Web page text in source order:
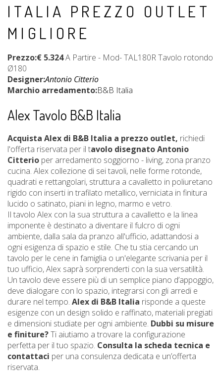
ITALIA PREZZO OUTLET
MIGLIORE
Prezzo:€ 5.324A Partire - Mod- TAL180R Tavolo rotondo
Ø180
Designer:Antonio Citterio
Marchio arredamento:B&B Italia
Alex Tavolo B&B Italia
Acquista Alex di B&B Italia a prezzo outlet, richiedi
l'offerta riservata per il tavolo disegnato Antonio
Citterio per arredamento soggiorno - living, zona pranzo
cucina. Alex collezione di sei tavoli, nelle forme rotonde,
quadrati e rettangolari, struttura a cavalletto in poliuretano
rigido con inserti in trafilato metallico, verniciata in finitura
lucido o satinato, piani in legno, marmo e vetro.
Il tavolo Alex con la sua struttura a cavalletto e la linea
imponente è destinato a diventare il fulcro di ogni
ambiente, dalla sala da pranzo all'ufficio, adattandosi a
ogni esigenza di spazio e stile. Che tu stia cercando un
tavolo per le cene in famiglia o un'elegante scrivania per il
tuo ufficio, Alex saprà sorprenderti con la sua versatilità.
Un tavolo deve essere più di un semplice piano d’appoggio,
deve dialogare con lo spazio, integrarsi con gli arredi e
durare nel tempo. Alex di B&B Italia risponde a queste
esigenze con un design solido e raffinato, materiali pregiati
e dimensioni studiate per ogni ambiente. Dubbi su misure
e finiture?Ti aiutiamo a trovare la configurazione
perfetta per il tuo spazio. Consulta la scheda tecnica e
contattaci per una consulenza dedicata e un’offerta
riservata.